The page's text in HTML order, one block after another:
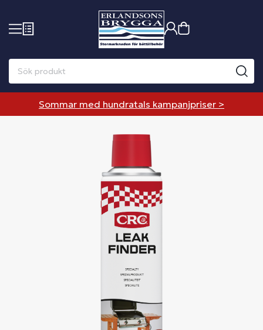
Sommar med hundratals kampanjpriser >